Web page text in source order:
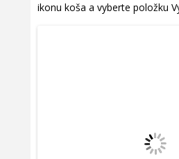
ikonu koša a vyberte položku